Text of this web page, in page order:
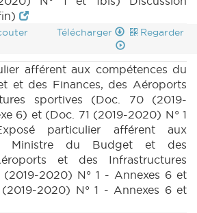
Télécharger Regarder
afférent aux compétences du
et des Finances, des Aéroports
sportives (Doc. 70 (2019-
6) et (Doc. 71 (2019-2020) N° 1
particulier afférent aux
Ministre du Budget et des
et des Infrastructures
(2019-2020) N° 1 - Annexes 6 et
2020) N° 1 - Annexes 6 et